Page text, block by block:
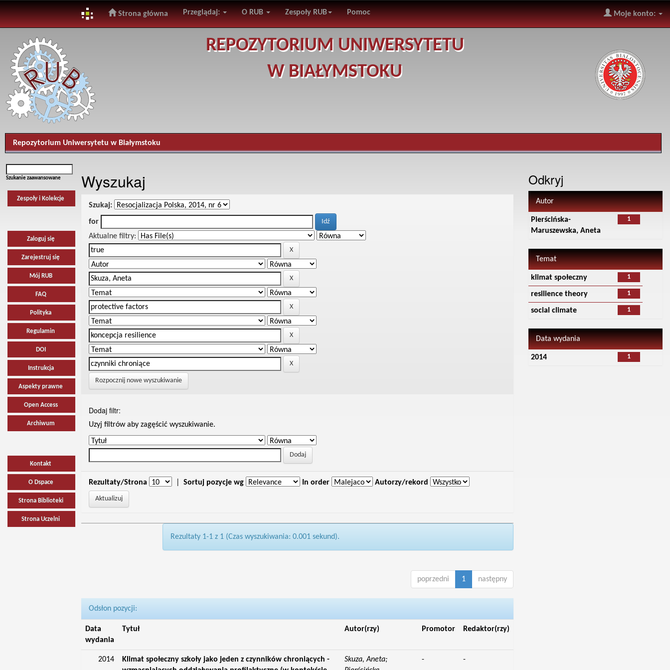
navigation
Strona główna Przeglądaj: O RUB Zespoły RUB Pomoc Moje konto:
REPOZYTORIUM UNIWERSYTETU
W BIAŁYMSTOKU
Repozytorium Uniwersytetu w Białymstoku
Szukanie zaawansowane
Zespoły i Kolekcje
Zaloguj się
Zarejestruj się
Mój RUB
FAQ
Polityka
Regulamin
DOI
Instrukcja
Aspekty prawne
Open Access
Archiwum
Kontakt
O Dspace
Strona Biblioteki
Strona Uczelni
Wyszukaj
Szukaj:
for
Aktualne filtry:
Rozpocznij nowe wyszukiwanie
Dodaj filtr:
Uzyj filtrów aby zagęścić wyszukiwanie.
Rezultaty/Strona Sortuj pozycje wg In order Autorzy/rekord
Rezultaty 1-1 z 1 (Czas wyszukiwania: 0.001 sekund).
poprzedni 1 następny
Odsłon pozycji:
Data
wydania
Tytuł Autor(rzy) Promotor Redaktor(rzy)
2014
Klimat społeczny szkoły jako jeden z czynników chroniących -
Skuza, Aneta;
- -
Odkryj
Autor
1
Pierścińska-
Maruszewska, Aneta
Temat
1
klimat społeczny
1
resilience theory
1
social climate
Data wydania
1
2014